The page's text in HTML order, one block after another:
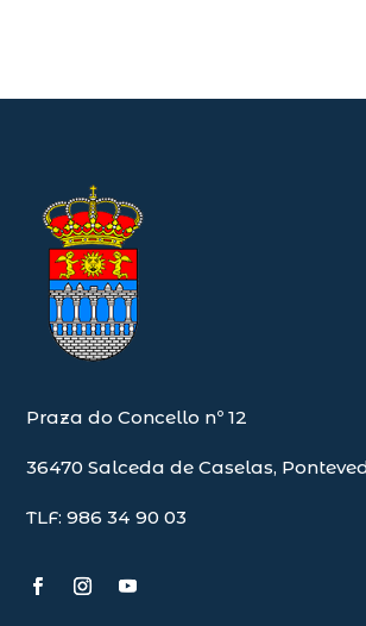
Praza do Concello nº 12
36470 Salceda de Caselas,
TLF: 986 34 90 03